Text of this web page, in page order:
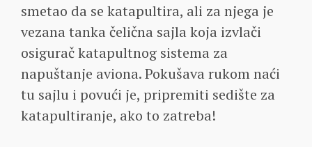
smetao da se katapultira, ali za njega je
vezana tanka čelična sajla koja izvlači
osigurač katapultnog sistema za
napuštanje aviona. Pokušava rukom naći
tu sajlu i povući je, pripremiti sedište za
katapultiranje, ako to zatreba!